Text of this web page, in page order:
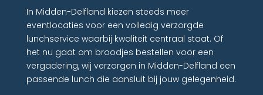
In Midden-Delfland kiezen steeds meer
eventlocaties voor een volledig verzorgde
lunchservice waarbij kwaliteit centraal staat. Of
het nu gaat om broodjes bestellen voor een
vergadering, wij verzorgen in Midden-Delfland een
passende lunch die aansluit bij jouw gelegenheid.